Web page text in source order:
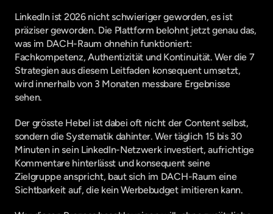
LinkedIn ist 2026 nicht schwieriger geworden, es ist
präziser geworden. Die Plattform belohnt jetzt genau das,
was im DACH-Raum ohnehin funktioniert:
Fachkompetenz, Authentizität und Kontinuität. Wer die 7
Strategien aus diesem Leitfaden konsequent umsetzt,
wird innerhalb von 3 Monaten messbare Ergebnisse
sehen.
Der grösste Hebel ist dabei oft nicht der Content selbst,
sondern die Systematik dahinter. Wer täglich 15 bis 30
Minuten in sein LinkedIn-Netzwerk investiert, aufrichtige
Kommentare hinterlässt und konsequent seine
Zielgruppe anspricht, baut sich im DACH-Raum eine
Sichtbarkeit auf, die kein Werbebudget imitieren kann.